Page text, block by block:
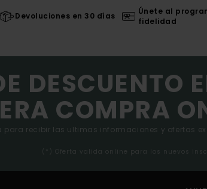
Devoluciones en 30 días
Únete al
fidelidad
DESCUENTO
COMPRA
para recibir las ultimas informaciones y ofertas
(*) Oferta valida online para los nuevos